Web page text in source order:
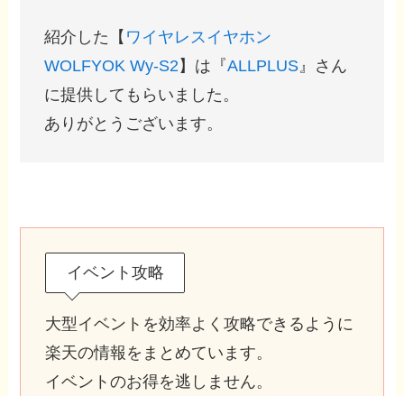
紹介した【 ワイヤレスイヤホン
WOLFYOK Wy-S2】は『ALLPLUS』さん
に提供してもらいました。
ありがとうございます。
イベント攻略
大型イベントを効率よく攻略できるように
楽天の情報をまとめています。
イベントのお得を逃しません。